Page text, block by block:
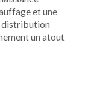
et une
distribution
un atout